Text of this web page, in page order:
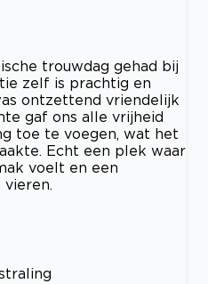
trouwdag gehad bij
zelf is prachtig en
ontzettend vriendelijk
gaf ons alle vrijheid
toe te voegen, wat het
Echt een plek waar
voelt en een